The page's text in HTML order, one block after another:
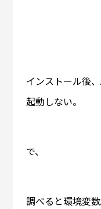
インストール後
起動しない。
で、
調べると環境変